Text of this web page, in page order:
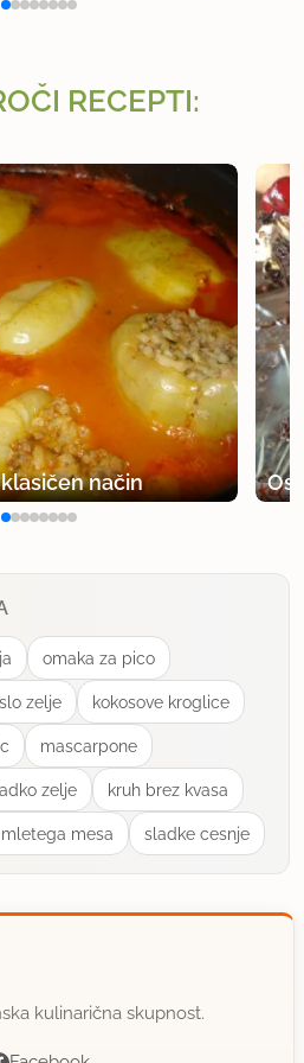
RECEPTI:
način
omaka za pico
zelje kokosove kroglice
mascarpone
zelje kruh brez kvasa
mesa sladke cesnje
kulinarična skupnost.